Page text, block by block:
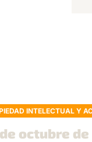
INTELECTUAL Y
octubre